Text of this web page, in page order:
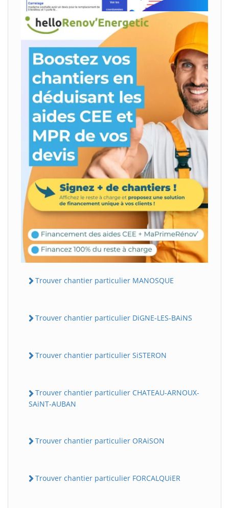
Trouver chantier particulier MANOSQUE
Trouver chantier particulier DiGNE-LES-BAiNS
Trouver chantier particulier SiSTERON
Trouver chantier particulier CHATEAU-ARNOUX-
SAiNT-AUBAN
Trouver chantier particulier ORAiSON
Trouver chantier particulier FORCALQUiER